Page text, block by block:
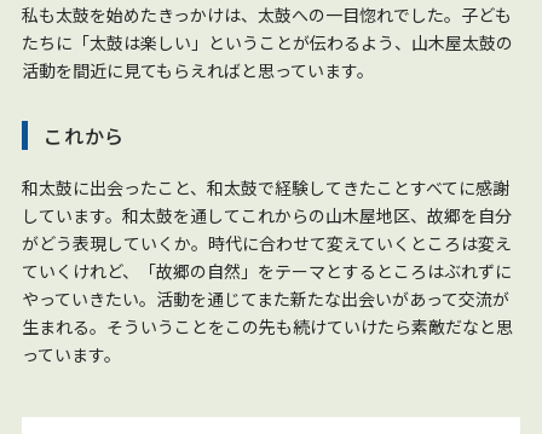
私も太鼓を始めたきっかけは、太鼓への一目惚れでした。子ども
たちに「太鼓は楽しい」ということが伝わるよう、山木屋太鼓の
活動を間近に見てもらえればと思っています。
これから
和太鼓に出会ったこと、和太鼓で経験してきたことすべてに感謝
しています。和太鼓を通してこれからの山木屋地区、故郷を自分
がどう表現していくか。時代に合わせて変えていくところは変え
ていくけれど、「故郷の自然」をテーマとするところはぶれずに
やっていきたい。活動を通じてまた新たな出会いがあって交流が
生まれる。そういうことをこの先も続けていけたら素敵だなと思
っています。